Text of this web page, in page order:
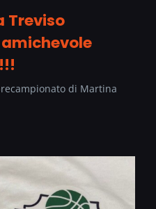
Treviso
di Martina